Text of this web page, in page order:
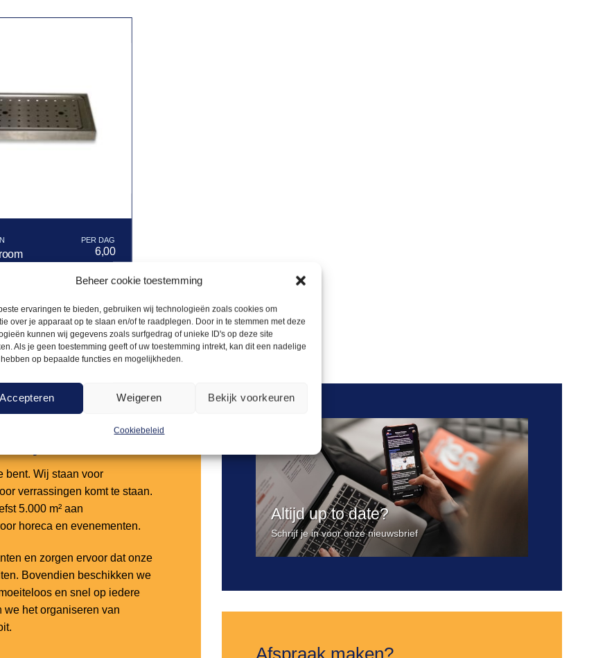
Beheer cookie toestemming
ervaringen te bieden, gebruiken wij technologieën zoals cookies om
over je apparaat op te slaan en/of te raadplegen. Door in te stemmen met deze
kunnen wij gegevens zoals surfgedrag of unieke ID's op deze site
Als je geen toestemming geeft of uw toestemming intrekt, kan dit een nadelige
op bepaalde functies en mogelijkheden.
Accepteren Weigeren Bekijk voorkeuren
Cookiebeleid
6,00
Offerte aanvragen
bent. Wij staan voor
verrassingen komt te staan.
5.000 m² aan
horeca en evenementen.
en zorgen ervoor dat onze
Bovendien beschikken we
en snel op iedere
we het organiseren van
Altijd up to date?
Schrijf je in voor onze nieuwsbrief
Afspraak maken?